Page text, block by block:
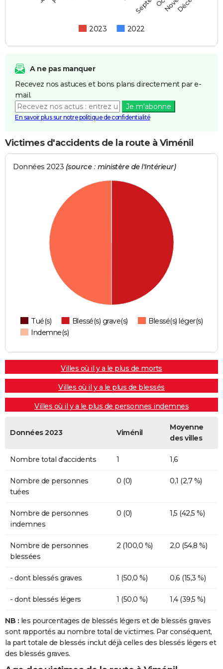
2023 2022
A ne pas manquer
Recevez nos astuces et bons plans directement par e-
mail.
Je m'abonne
En savoir plus sur notre politique de confidentialité
Victimes d'accidents de la route à Viménil
Données 2023 (source : ministère de l'Intérieur)
Tué(s) Blessé(s) grave(s)
Blessé(s) léger(s)
Indemne(s)
Villes où il y a le plus de morts
Villes où il y a le plus de blessés
Villes où il y a le plus de personnes indemnes
Données 2023 Viménil
Moyenne
des villes
Nombre total d'accidents 1 1,6
Nombre de personnes
tuées
0 (0) 0,1 (2,7 %)
Nombre de personnes
indemnes
0 (0) 1,5 (42,5 %)
Nombre de personnes
blessées
2 (100,0 %) 2,0 (54,8 %)
- dont blessés graves 1 (50,0 %) 0,6 (15,3 %)
- dont blessés légers 1 (50,0 %) 1,4 (39,5 %)
NB : les pourcentages de blessés légers et de blessés graves
sont rapportés au nombre total de victimes. Par conséquent,
la part totale de blessés inclut déjà celles des blessés légers et
des blessés graves.